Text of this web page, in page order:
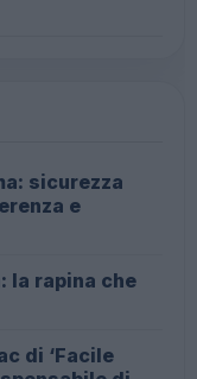
sicurezza
e
la rapina che
di ‘Facile